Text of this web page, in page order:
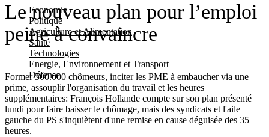
Economie
Politique
Agriculture et Alimentation
Santé
Technologies
Energie, Environnement et Transport
Défense
Le nouveau plan pour l’emploi
peine à convaincre
Former 500.000 chômeurs, inciter les PME à embaucher via une
prime, assouplir l'organisation du travail et les heures
supplémentaires: François Hollande compte sur son plan présenté
lundi pour faire baisser le chômage, mais des syndicats et l'aile
gauche du PS s'inquiètent d'une remise en cause déguisée des 35
heures.